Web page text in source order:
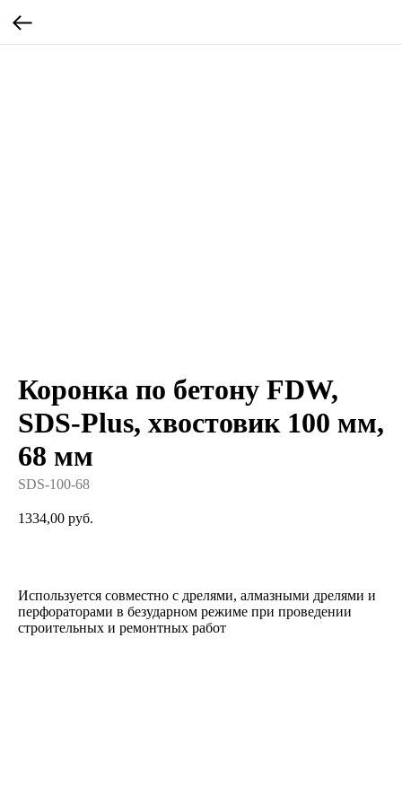
Коронка по бетону FDW,
SDS-Plus, хвостовик 100 мм,
68 мм
SDS-100-68
1334,00 руб.
Используется совместно с дрелями, алмазными дрелями и
перфораторами в безударном режиме при проведении
строительных и ремонтных работ